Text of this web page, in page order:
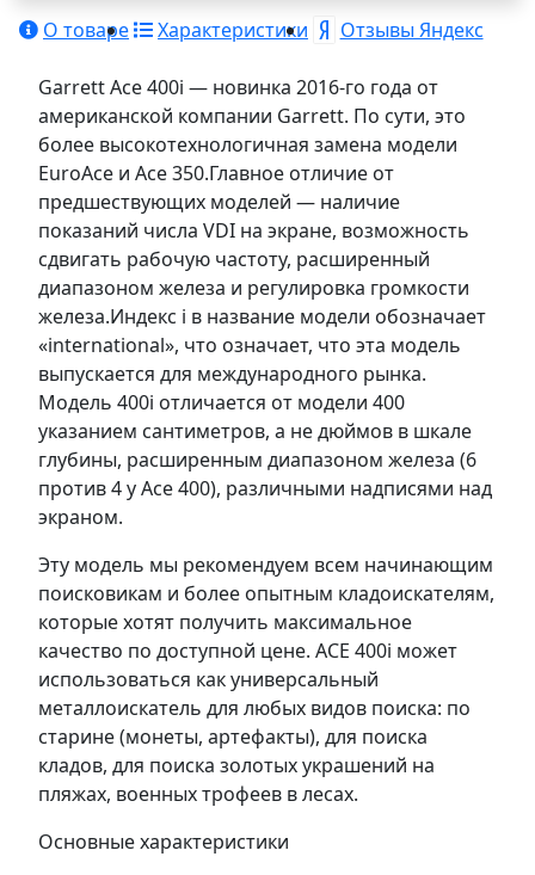
О товаре Характеристики Отзывы Яндекс
Garrett Ace 400i — новинка 2016-го года от
американской компании Garrett. По сути, это
более высокотехнологичная замена модели
EuroAce и Асе 350.Главное отличие от
предшествующих моделей — наличие
показаний числа VDI на экране, возможность
сдвигать рабочую частоту, расширенный
диапазоном железа и регулировка громкости
железа.Индекс i в название модели обозначает
«international», что означает, что эта модель
выпускается для международного рынка.
Модель 400i отличается от модели 400
указанием сантиметров, а не дюймов в шкале
глубины, расширенным диапазоном железа (6
против 4 у Асе 400), различными надписями над
экраном.
Эту модель мы рекомендуем всем начинающим
поисковикам и более опытным кладоискателям,
которые хотят получить максимальное
качество по доступной цене. ACE 400i может
использоваться как универсальный
металлоискатель для любых видов поиска: по
старине (монеты, артефакты), для поиска
кладов, для поиска золотых украшений на
пляжах, военных трофеев в лесах.
Основные характеристики